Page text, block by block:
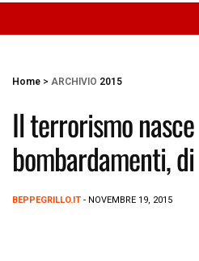
Home > ARCHIVIO 2015
Il terrorismo
bombardamenti,
BEPPEGRILLO.IT - NOVEMBRE 19, 2015